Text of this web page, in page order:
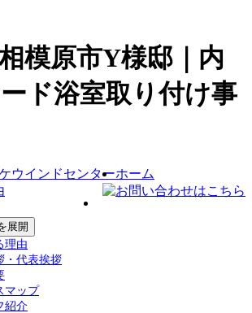
模原市Y様邸｜内
ド浴室取り付け事
ホーム
展開
理由
・代表挨拶
マップ
紹介